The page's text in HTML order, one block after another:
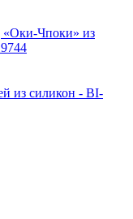
«Оки-Чпоки» из
из силикон - BI-